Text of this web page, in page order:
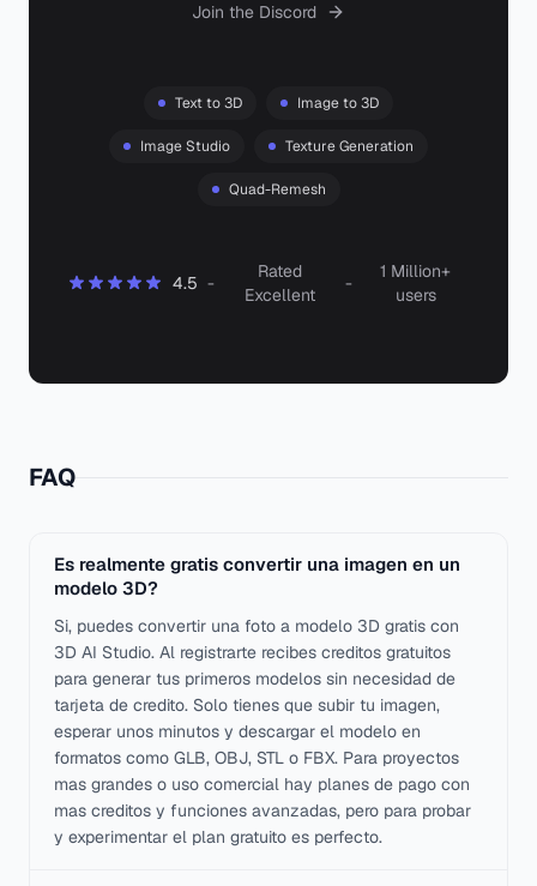
Join the Discord
Text to 3D Image to 3D
Image Studio Texture Generation
Quad-Remesh
4.5 -
Rated
Excellent
-
1 Million+
users
FAQ
Es realmente gratis convertir una imagen en un
modelo 3D?
Si, puedes convertir una foto a modelo 3D gratis con
3D AI Studio. Al registrarte recibes creditos gratuitos
para generar tus primeros modelos sin necesidad de
tarjeta de credito. Solo tienes que subir tu imagen,
esperar unos minutos y descargar el modelo en
formatos como GLB, OBJ, STL o FBX. Para proyectos
mas grandes o uso comercial hay planes de pago con
mas creditos y funciones avanzadas, pero para probar
y experimentar el plan gratuito es perfecto.